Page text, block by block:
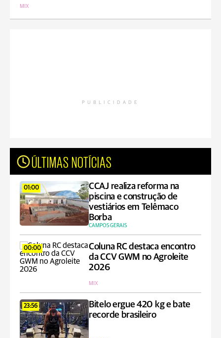
MIX
PUBLICIDADE
ÚLTIMAS NOTÍCIAS
01:00
CCAJ realiza reforma na
piscina e construção de
vestiários em Telêmaco
Borba
CAMPOS GERAIS
00:00
Coluna RC destaca encontro
da CCV GWM no Agroleite
2026
MIX
23:56
Bitelo ergue 420 kg e bate
recorde brasileiro